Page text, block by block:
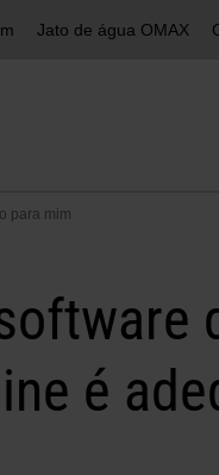
Jato de água OMAX
para mim
é